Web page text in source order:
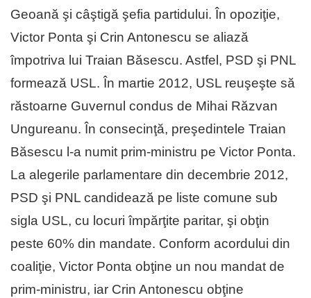
Geoană şi câştigă şefia partidului. În opoziţie,
Victor Ponta şi Crin Antonescu se aliază
împotriva lui Traian Băsescu. Astfel, PSD şi PNL
formează USL. În martie 2012, USL reuşeşte să
răstoarne Guvernul condus de Mihai Răzvan
Ungureanu. În consecinţă, preşedintele Traian
Băsescu l-a numit prim-ministru pe Victor Ponta.
La alegerile parlamentare din decembrie 2012,
PSD şi PNL candidează pe liste comune sub
sigla USL, cu locuri împărţite paritar, şi obţin
peste 60% din mandate. Conform acordului din
coaliţie, Victor Ponta obţine un nou mandat de
prim-ministru, iar Crin Antonescu obţine